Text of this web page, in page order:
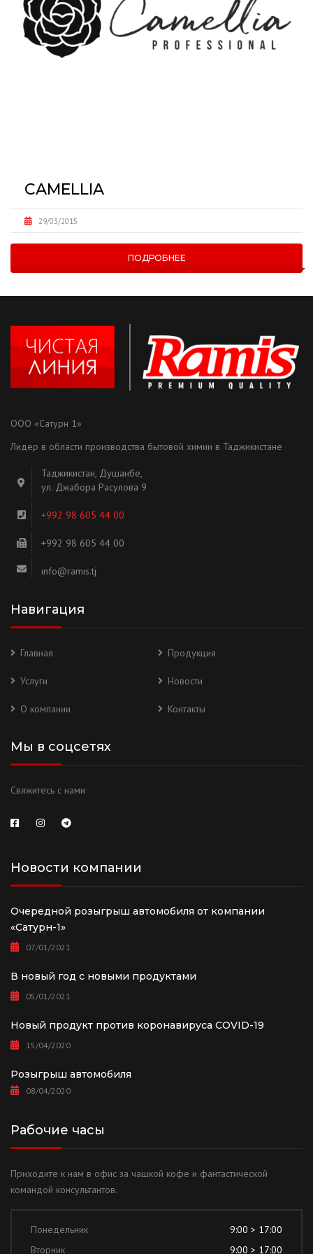
CAMELLIA
29/03/2015
ПОДРОБНЕЕ
ООО «Сатурн 1»
Лидер в области производства бытовой химии в Таджикистане
Таджикистан, Душанбе,
ул. Джабора Расулова 9
+992 98 605 44 00
+992 98 605 44 00
info@ramis.tj
Навигация
Главная Продукция
Услуги Новости
О компании Контакты
Мы в соцсетях
Свяжитесь с нами
Новости компании
Очередной розыгрыш автомобиля от компании
«Сатурн-1»
07/01/2021
В новый год с новыми продуктами
05/01/2021
Новый продукт против коронавируса COVID-19
15/04/2020
Розыгрыш автомобиля
08/04/2020
Рабочие часы
Приходите к нам в офис за чашкой кофе и фантастической
командой консультантов.
Понедельник
9:00 > 17:00
Вторник
9:00 > 17:00